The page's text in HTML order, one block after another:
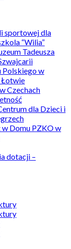
sportowej dla
“Wilia”
Tadeusza
Polskiego w
Łotwie
Czechach
dla Dzieci i
Domu PZKO w
dotacji –